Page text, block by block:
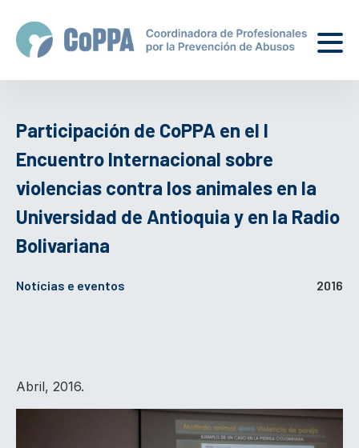
Participación de CoPPA en el I
Encuentro Internacional sobre
violencias contra los animales en la
Universidad de Antioquia y en la Radio
Bolivariana
Notícias e eventos 2016
Abril, 2016.